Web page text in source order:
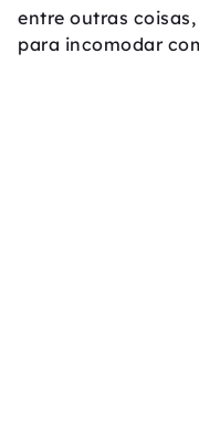
entre outras
para incomodar